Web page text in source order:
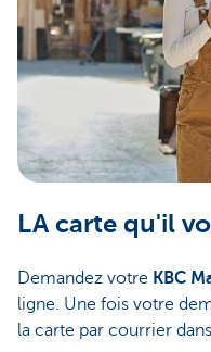
LA carte qu'il
Demandez votre KBC
ligne. Une fois votre
la carte par courrier